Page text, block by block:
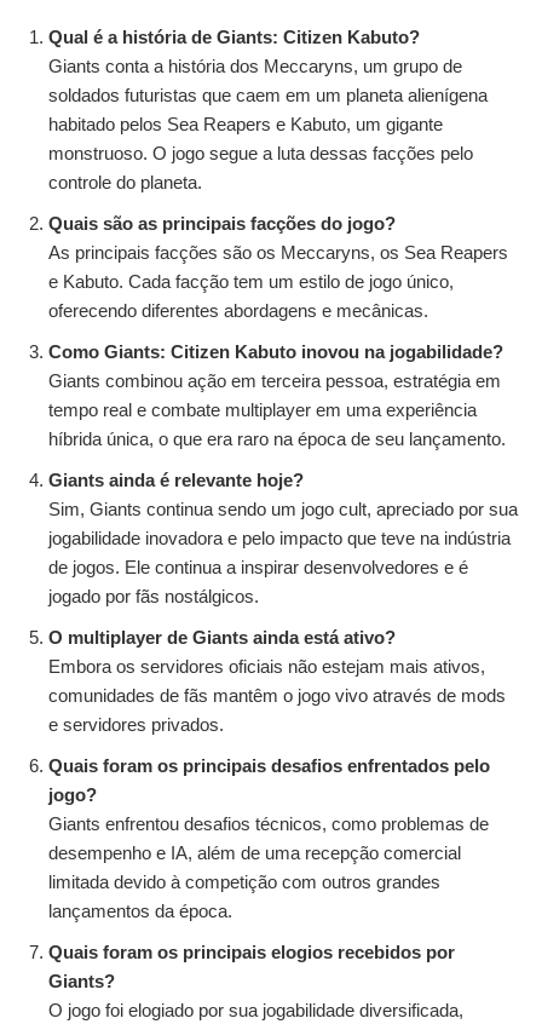
Qual é a história de Giants: Citizen Kabuto?
Giants conta a história dos Meccaryns, um grupo de
soldados futuristas que caem em um planeta alienígena
habitado pelos Sea Reapers e Kabuto, um gigante
monstruoso. O jogo segue a luta dessas facções pelo
controle do planeta.
Quais são as principais facções do jogo?
As principais facções são os Meccaryns, os Sea Reapers
e Kabuto. Cada facção tem um estilo de jogo único,
oferecendo diferentes abordagens e mecânicas.
Como Giants: Citizen Kabuto inovou na jogabilidade?
Giants combinou ação em terceira pessoa, estratégia em
tempo real e combate multiplayer em uma experiência
híbrida única, o que era raro na época de seu lançamento.
Giants ainda é relevante hoje?
Sim, Giants continua sendo um jogo cult, apreciado por sua
jogabilidade inovadora e pelo impacto que teve na indústria
de jogos. Ele continua a inspirar desenvolvedores e é
jogado por fãs nostálgicos.
O multiplayer de Giants ainda está ativo?
Embora os servidores oficiais não estejam mais ativos,
comunidades de fãs mantêm o jogo vivo através de mods
e servidores privados.
Quais foram os principais desafios enfrentados pelo
jogo?
Giants enfrentou desafios técnicos, como problemas de
desempenho e IA, além de uma recepção comercial
limitada devido à competição com outros grandes
lançamentos da época.
Quais foram os principais elogios recebidos por
Giants?
O jogo foi elogiado por sua jogabilidade diversificada,